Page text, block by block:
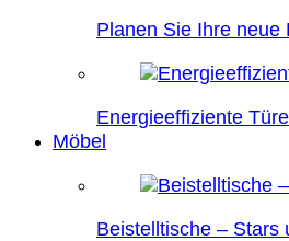
Planen Sie Ihre neue
Energieeffiziente
Möbel
Beistelltische – Stars